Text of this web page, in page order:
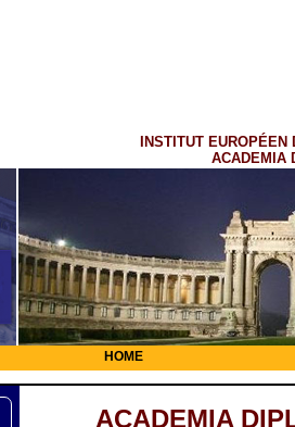
INSTITUT EUROPÉEN
ACADEMIA
HOME
ACADEMIA